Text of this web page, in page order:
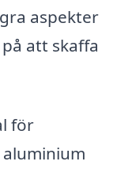
aspekter
att skaffa
för